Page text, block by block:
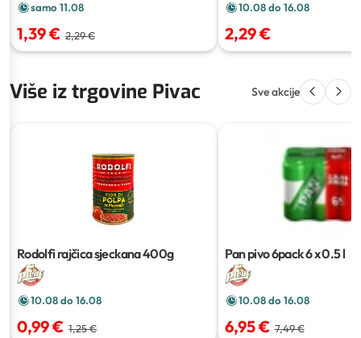
samo 11.08
1,39 € 2,29 €
10.08 do 16.08
2,29 €
Više iz trgovine Pivac Sve akcije
Rodolfi rajčica sjeckana400g
10.08 do 16.08
0,99 € 1,25 €
Pan pivo 6pack6 x 0.5 l
10.08 do 16.08
6,95 € 7,49 €